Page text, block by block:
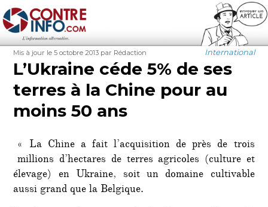
Contre-Info
Publié
le
Mis à jour le 5 octobre 2013 Auteur
par Rédaction Catégories
International
L’Ukraine céde 5% de ses
terres à la Chine pour au
moins 50 ans
« La Chine a fait l’acquisition de près de trois
millions d’hectares de terres agricoles (culture et
élevage) en Ukraine, soit un domaine cultivable
aussi grand que la Belgique.